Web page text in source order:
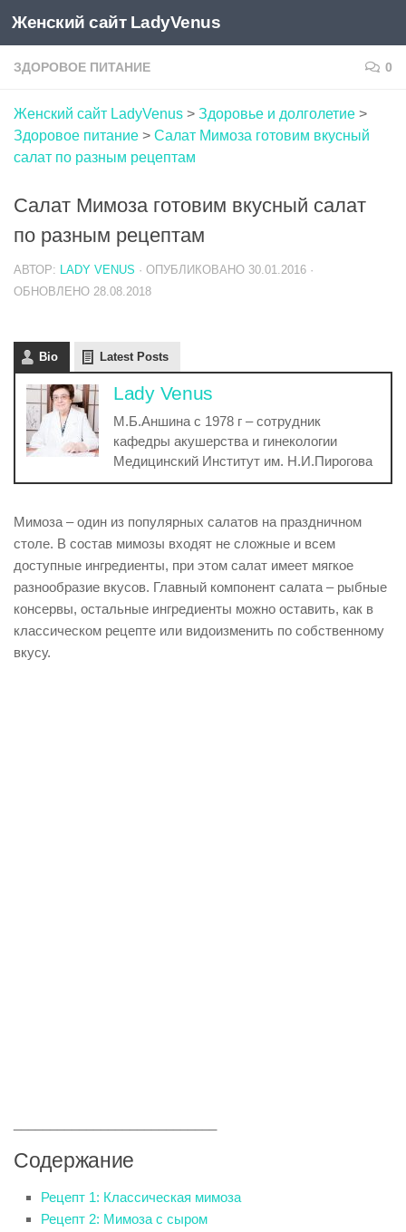
Skip to content
Женский сайт LadyVenus
ЗДОРОВОЕ ПИТАНИЕ 0
Женский сайт LadyVenus > Здоровье и долголетие >
Здоровое питание > Салат Мимоза готовим вкусный
салат по разным рецептам
Салат Мимоза готовим вкусный салат
по разным рецептам
АВТОР: LADY VENUS · ОПУБЛИКОВАНО 30.01.2016 ·
ОБНОВЛЕНО 28.08.2018
Bio Latest Posts
Lady Venus
М.Б.Аншина с 1978 г – сотрудник
кафедры акушерства и гинекологии
Медицинский Институт им. Н.И.Пирогова
Мимоза – один из популярных салатов на праздничном
столе. В состав мимозы входят не сложные и всем
доступные ингредиенты, при этом салат имеет мягкое
разнообразие вкусов. Главный компонент салата – рыбные
консервы, остальные ингредиенты можно оставить, как в
классическом рецепте или видоизменить по собственному
вкусу.
Содержание
Рецепт 1: Классическая мимоза
Рецепт 2: Мимоза с сыром